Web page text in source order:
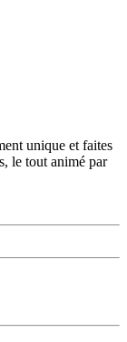
unique et faites
le tout animé par